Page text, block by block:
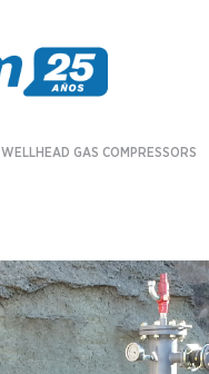
WELLHEAD GAS COMPRESSORS